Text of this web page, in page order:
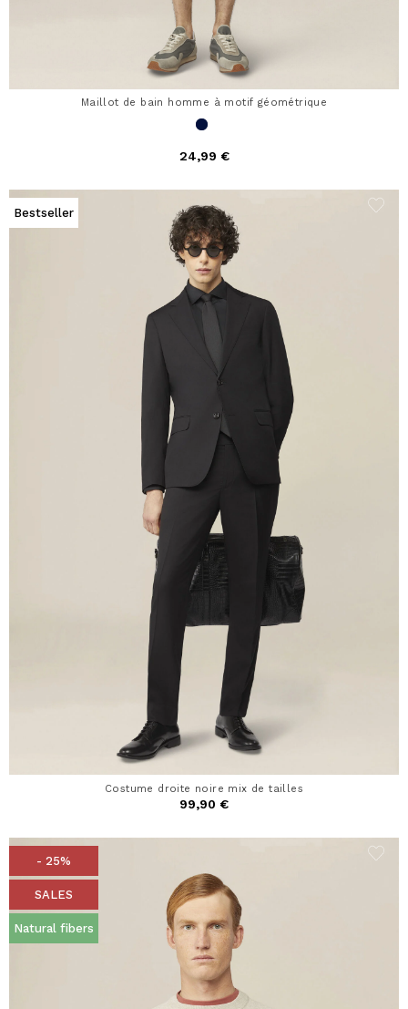
Maillot de bain homme à motif géométrique
24,99 €
Bestseller
Costume droite noire mix de tailles
99,90 €
- 25%
SALES
Natural fibers